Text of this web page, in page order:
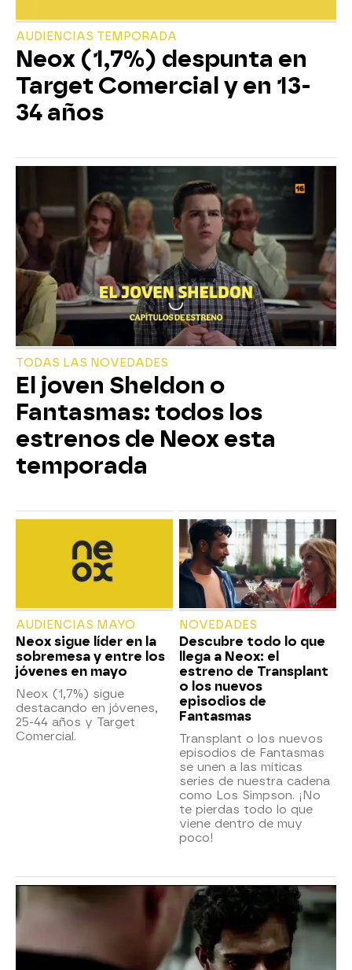
AUDIENCIAS TEMPORADA
Neox (1,7%) despunta en
Target Comercial y en 13-
34 años
TODAS LAS NOVEDADES
El joven Sheldon o
Fantasmas: todos los
estrenos de Neox esta
temporada
AUDIENCIAS MAYO
Neox sigue líder en la
sobremesa y entre los
jóvenes en mayo
Neox (1,7%) sigue
destacando en jóvenes,
25-44 años y Target
Comercial.
NOVEDADES
Descubre todo lo que
llega a Neox: el
estreno de Transplant
o los nuevos
episodios de
Fantasmas
Transplant o los nuevos
episodios de Fantasmas
se unen a las míticas
series de nuestra cadena
como Los Simpson. ¡No
te pierdas todo lo que
viene dentro de muy
poco!